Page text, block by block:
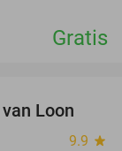
Gratis
31%
Loon
9.9 star